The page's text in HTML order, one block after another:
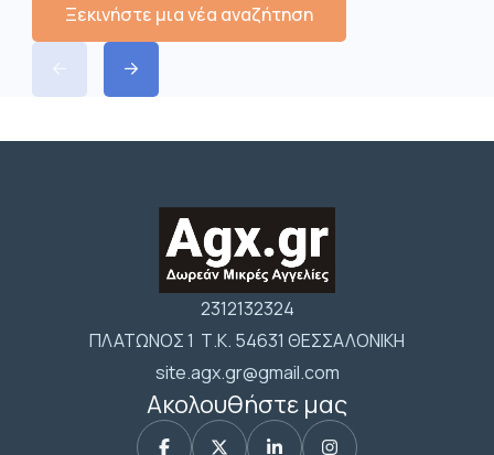
Ξεκινήστε μια νέα αναζήτηση
2312132324
ΠΛΑΤΩΝΟΣ 1 Τ.Κ. 54631 ΘΕΣΣΑΛΟΝΙΚΗ
site.agx.gr@gmail.com
Ακολουθήστε μας